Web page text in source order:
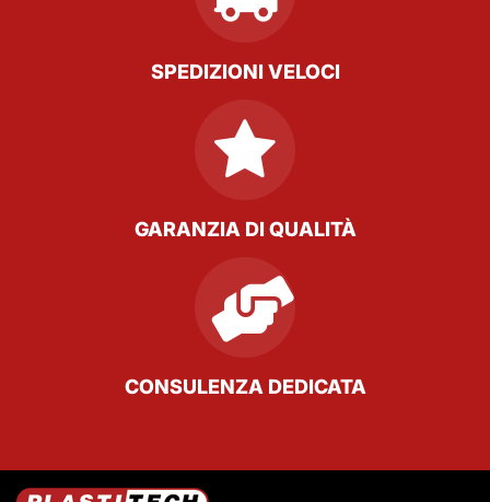
SPEDIZIONI VELOCI
GARANZIA DI QUALITÀ
CONSULENZA DEDICATA